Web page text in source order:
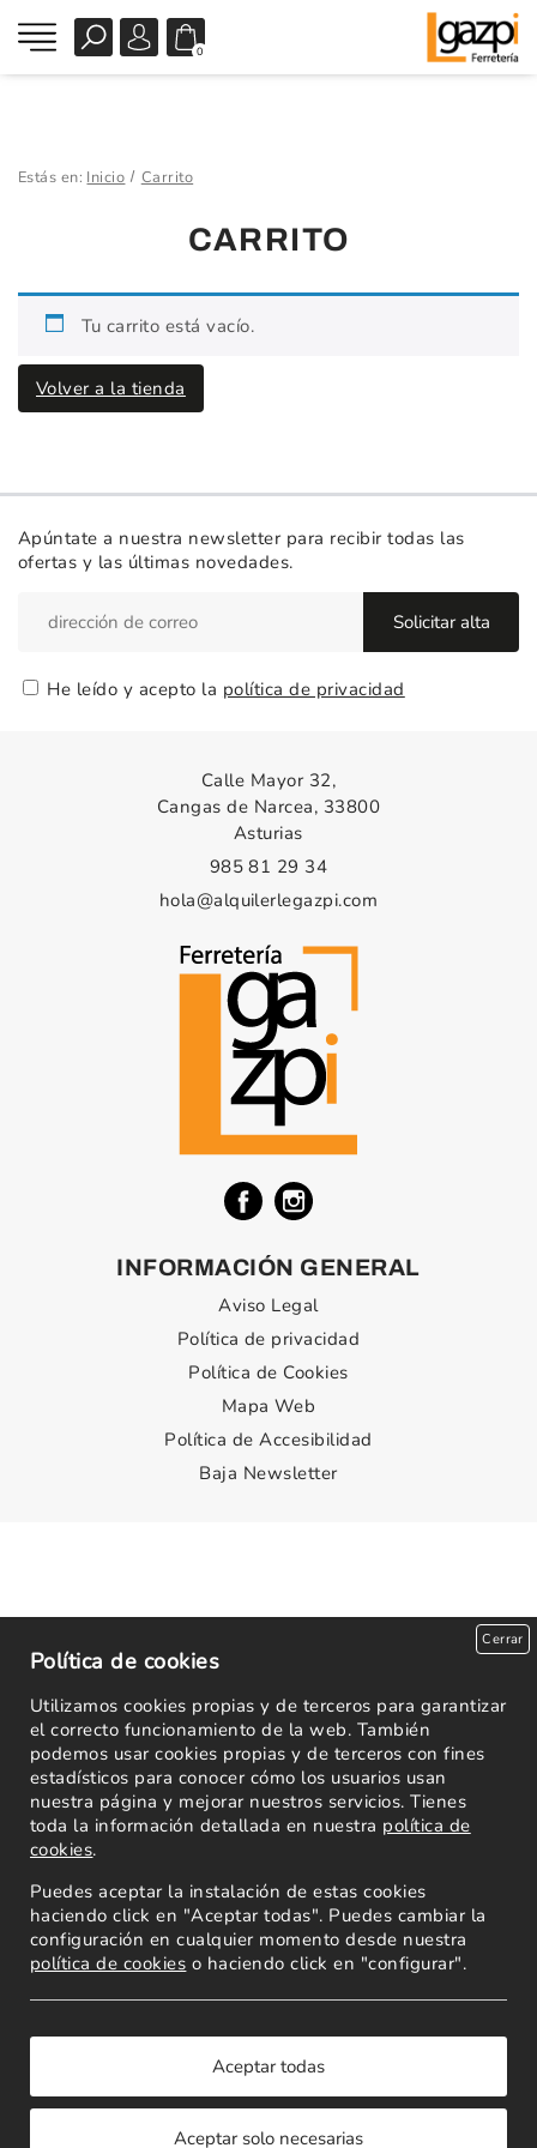
0
Estás en: Inicio Carrito
CARRITO
Tu carrito está vacío.
Volver a la tienda
Apúntate a nuestra newsletter para recibir todas las
ofertas y las últimas novedades.
He leído y acepto la política de privacidad
Calle Mayor 32,
Cangas de Narcea, 33800
Asturias
985 81 29 34
hola@alquilerlegazpi.com
INFORMACIÓN GENERAL
Aviso Legal
Política de privacidad
Política de Cookies
Mapa Web
Política de Accesibilidad
Baja Newsletter
Cerrar
Política de cookies
Utilizamos cookies propias y de terceros para garantizar
el correcto funcionamiento de la web. También
podemos usar cookies propias y de terceros con fines
estadísticos para conocer cómo los usuarios usan
nuestra página y mejorar nuestros servicios. Tienes
toda la información detallada en nuestra política de
cookies.
Puedes aceptar la instalación de estas cookies
haciendo click en "Aceptar todas". Puedes cambiar la
configuración en cualquier momento desde nuestra
política de cookies o haciendo click en "configurar".